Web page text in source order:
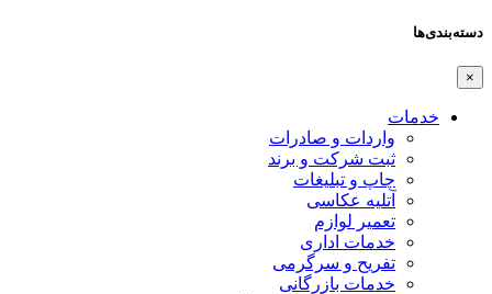
دسته‌بندی‌ها
×
خدمات
واردات و صادرات
ثبت شرکت و برند
چاپ و تبلیغات
آتلیه عکاسی
تعمیر لوازم
خدمات اداری
تفریح و سرگرمی
خدمات بازرگانی